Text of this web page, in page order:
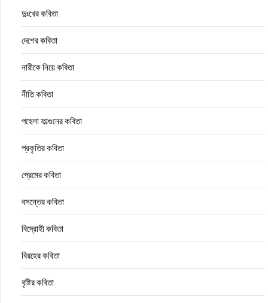
দুঃখের কবিতা
দেশের কবিতা
নারীকে নিয়ে কবিতা
নীতি কবিতা
পহেলা ফাল্গুনের কবিতা
প্রকৃতির কবিতা
প্রেমের কবিতা
বসন্তের কবিতা
বিদ্রোহী কবিতা
বিরহের কবিতা
বৃষ্টির কবিতা